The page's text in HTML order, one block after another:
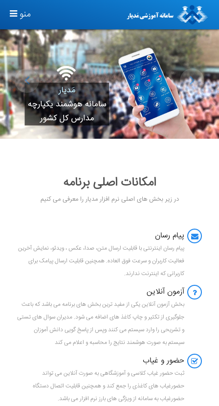
منو بعدی
امکانات اصلی برنامه
در زیر بخش های اصلی نرم افزار مدیار را معرفی می کنیم
پیام رسان
پیام رسان اینترنتی با قابلیت ارسال متن، صدا، عکس ، ویدئو، نمایش آخرین
فعالیت کاربران و سرعت فوق العاده. همچنین قابلیت ارسال پیامک برای
کاربرانی که اینترنت ندارند.
آزمون آنلاین
بخش آزمون آنلاین یکی از مفید ترین بخش های برنامه می باشد که باعث
جلوگیری از تکثیر و چاپ کاغذ های اضافه می شود. مدیران سوال های تستی
و تشریحی را وارد سیستم می کنند وپس از پاسخ گویی دانش آموزان
سیستم به صورت هوشمند نتایج را محاسبه و اعلام می کند
حضور و غیاب
ثبت حضور غیاب کلاسی و آموزشگاهی به صورت آنلاین می تواند
حضورغیاب های کاغذی را جمع کند و همچنین قابلیت اتصال دستگاه
حضورغیاب به سامانه از ویژگی های بارز نرم افزار می باشد.